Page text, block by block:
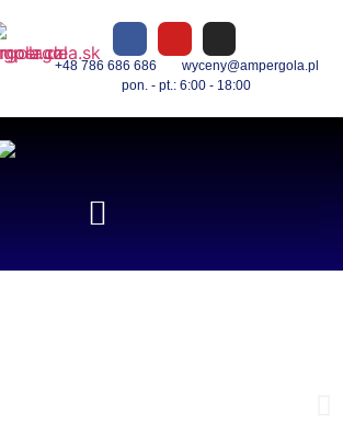
+48 786 686 686
wyceny@ampergola.pl
pon. - pt.: 6:00 - 18:00